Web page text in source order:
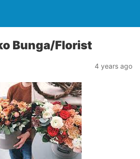
Bunga/Florist
4 years ago